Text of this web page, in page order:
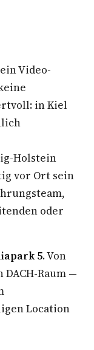
Video-
in Kiel
Holstein
vor Ort sein
oder
5. Von
Raum —
Location